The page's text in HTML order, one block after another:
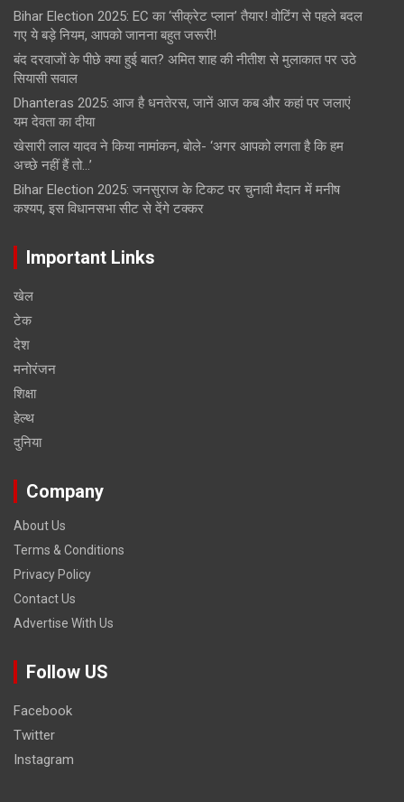
Bihar Election 2025: EC का ‘सीक्रेट प्लान’ तैयार! वोटिंग से पहले बदल
गए ये बड़े नियम, आपको जानना बहुत जरूरी!
बंद दरवाजों के पीछे क्या हुई बात? अमित शाह की नीतीश से मुलाकात पर उठे
सियासी सवाल
Dhanteras 2025: आज है धनतेरस, जानें आज कब और कहां पर जलाएं
यम देवता का दीया
खेसारी लाल यादव ने किया नामांकन, बोले- ‘अगर आपको लगता है कि हम
अच्छे नहीं हैं तो…’
Bihar Election 2025: जनसुराज के टिकट पर चुनावी मैदान में मनीष
कश्यप, इस विधानसभा सीट से देंगे टक्कर
Important Links
खेल
टेक
देश
मनोरंजन
शिक्षा
हेल्‍थ
दुनिया
Company
About Us
Terms & Conditions
Privacy Policy
Contact Us
Advertise With Us
Follow US
Facebook
Twitter
Instagram